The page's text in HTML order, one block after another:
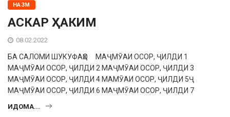
НАЗМ
АСКАР ҲАКИМ
08.02.2022
БА САЛОМИ ШУКУФАҲО МАҶМӮАИ ОСОР, ҶИЛДИ 1
МАҶМӮАИ ОСОР, ҶИЛДИ 2 МАҶМӮАИ ОСОР, ҶИЛДИ 3
МАҶМӮАИ ОСОР, ҶИЛДИ 4 МАМӮАИ ОСОР, ҶИЛДИ 5Ҷ
МАҶМӮАИ ОСОР, ҶИЛДИ 6 МАҶМӮАИ ОСОР, ҶИЛДИ 7
ИДОМА...